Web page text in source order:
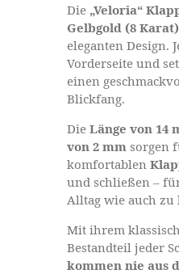
Die „Veloria“
Gelbgold (8 Karat)
eleganten Design.
Vorderseite und
einen
Blickfang.
Die Länge von 14
von 2 mm sorgen
komfortablen
und schließen –
Alltag wie auch zu
Mit ihrem
Bestandteil jeder
kommen nie aus